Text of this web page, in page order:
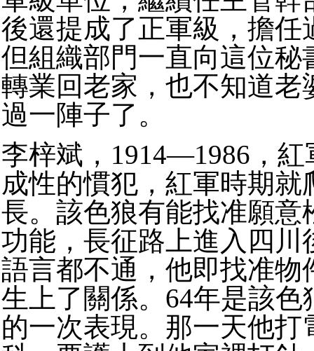
後還提成了正軍級，擔任
但組織部門一直向這位秘
轉業回老家，也不知道老
過一陣子了。
李梓斌，1914—1986，紅
成性的慣犯，紅軍時期就
長。該色狼有能找准願意
功能，長征路上進入四川
語言都不通，他即找准物
生上了關係。64年是該色
的一次表現。那一天他打